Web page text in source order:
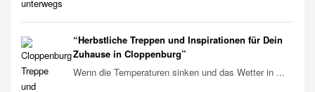
“Herbstliche Treppen und Inspirationen für Dein
Zuhause in Cloppenburg”
Wenn die Temperaturen sinken und das Wetter in ...